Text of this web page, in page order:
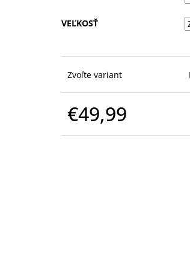
VEĽKOSŤ
Zvoľte variant
€49,99